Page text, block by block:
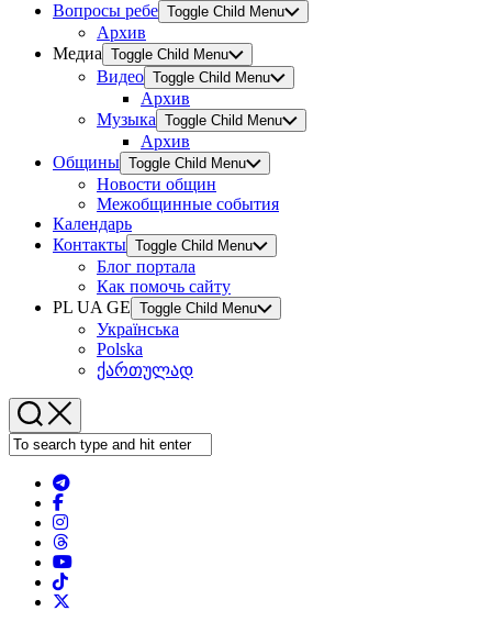
Вопросы ребе Toggle Child Menu
Архив
Медиа Toggle Child Menu
Видео Toggle Child Menu
Архив
Музыка Toggle Child Menu
Архив
Общины Toggle Child Menu
Новости общин
Межобщинные события
Календарь
Контакты Toggle Child Menu
Блог портала
Как помочь сайту
PL UA GE Toggle Child Menu
Українська
Polska
ქართულად